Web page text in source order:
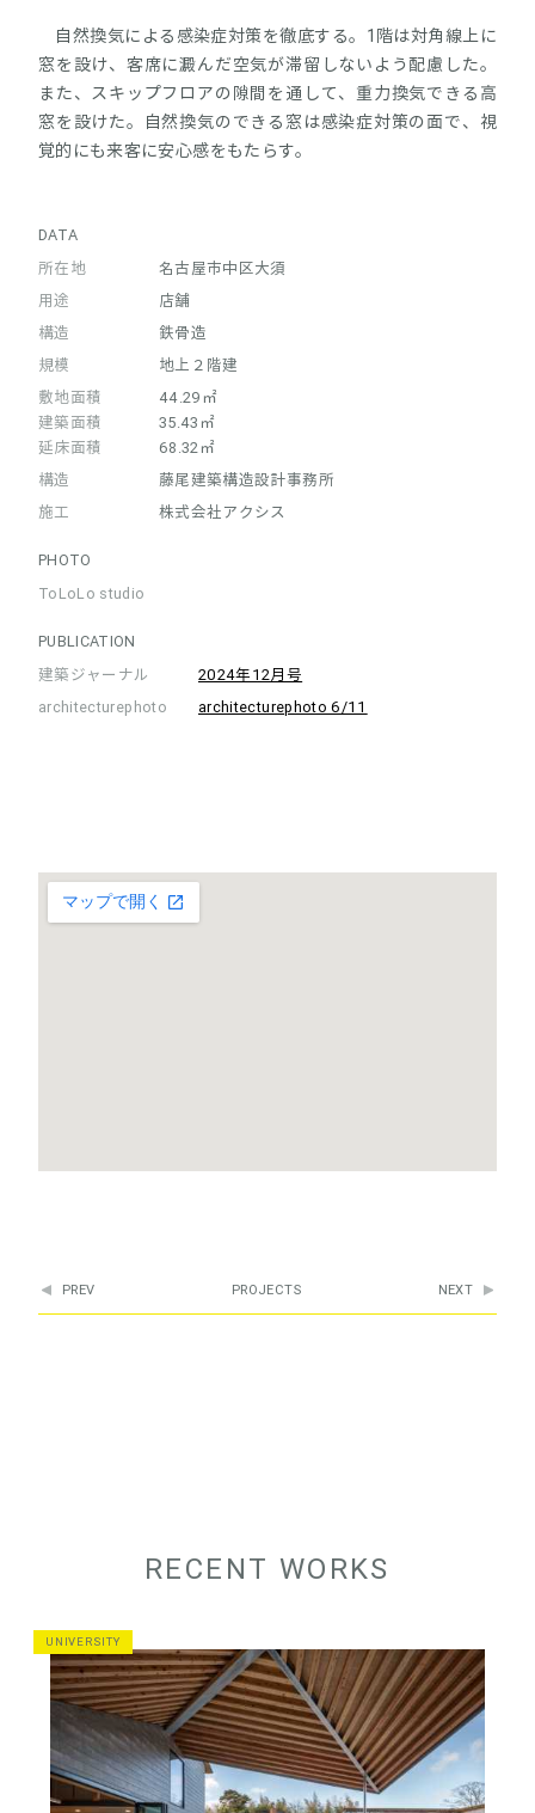
自然換気による感染症対策を徹底する。1階は対角線上に
窓を設け、客席に澱んだ空気が滞留しないよう配慮した。
また、スキップフロアの隙間を通して、重力換気できる高
窓を設けた。自然換気のできる窓は感染症対策の面で、視
覚的にも来客に安心感をもたらす。
DATA
所在地
名古屋市中区大須
用途
店舗
構造
鉄骨造
規模
地上２階建
敷地面積
建築面積
延床面積
44.29㎡
35.43㎡
68.32㎡
構造
藤尾建築構造設計事務所
施工
株式会社アクシス
PHOTO
ToLoLo studio
PUBLICATION
建築ジャーナル
2024年12月号
architecturephoto
architecturephoto 6/11
PREV PROJECTS NEXT
RECENT WORKS
UNIVERSITY